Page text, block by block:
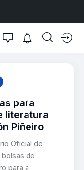
para
literatura
Piñeiro
Oficial de
bolsas de
para a